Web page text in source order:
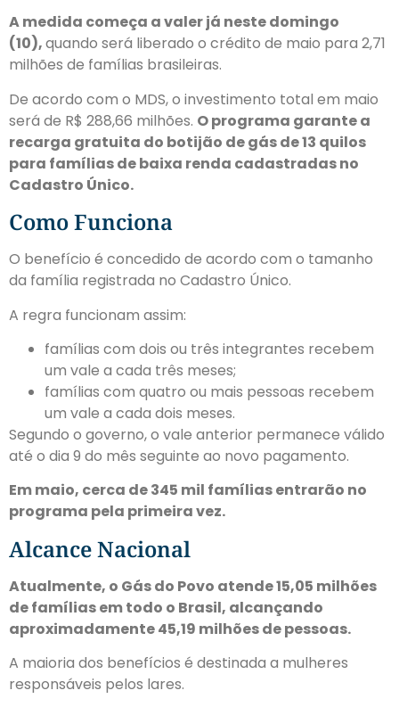
A medida começa a valer já neste domingo
(10),quando será liberado o crédito de maio para 2,71
milhões de famílias brasileiras.
De acordo com o MDS, o investimento total em maio
será de R$ 288,66 milhões. O programa garante a
recarga gratuita do botijão de gás de 13 quilos
para famílias de baixa renda cadastradas no
Cadastro Único.
Como Funciona
O benefício é concedido de acordo com o tamanho
da família registrada no Cadastro Único.
A regra funcionam assim:
famílias com dois ou três integrantes recebem
um vale a cada três meses;
famílias com quatro ou mais pessoas recebem
um vale a cada dois meses.
Segundo o governo, o vale anterior permanece válido
até o dia 9 do mês seguinte ao novo pagamento.
Em maio, cerca de 345 mil famílias entrarão no
programa pela primeira vez.
Alcance Nacional
Atualmente, o Gás do Povo atende 15,05 milhões
de famílias em todo o Brasil, alcançando
aproximadamente 45,19 milhões de pessoas.
A maioria dos benefícios é destinada a mulheres
responsáveis pelos lares.